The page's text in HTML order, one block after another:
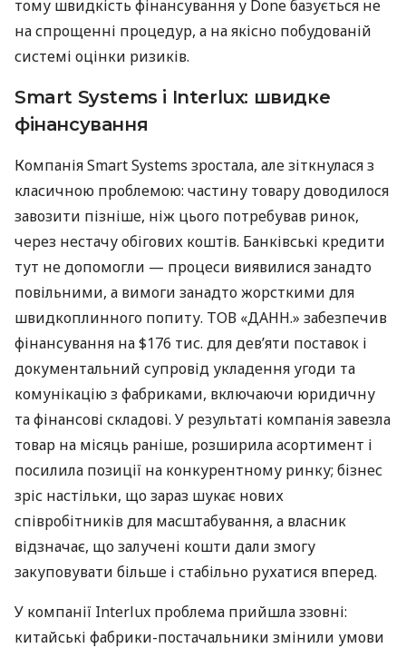
тому швидкість фінансування у Done базується не
на спрощенні процедур, а на якісно побудованій
системі оцінки ризиків.
Smart Systems і Interlux: швидке
фінансування
Компанія Smart Systems зростала, але зіткнулася з
класичною проблемою: частину товару доводилося
завозити пізніше, ніж цього потребував ринок,
через нестачу обігових коштів. Банківські кредити
тут не допомогли — процеси виявилися занадто
повільними, а вимоги занадто жорсткими для
швидкоплинного попиту. ТОВ «ДАНН.» забезпечив
фінансування на $176 тис. для дев’яти поставок і
документальний супровід укладення угоди та
комунікацію з фабриками, включаючи юридичну
та фінансові складові. У результаті компанія завезла
товар на місяць раніше, розширила асортимент і
посилила позиції на конкурентному ринку; бізнес
зріс настільки, що зараз шукає нових
співробітників для масштабування, а власник
відзначає, що залучені кошти дали змогу
закуповувати більше і стабільно рухатися вперед.
У компанії Interlux проблема прийшла ззовні:
китайські фабрики-постачальники змінили умови